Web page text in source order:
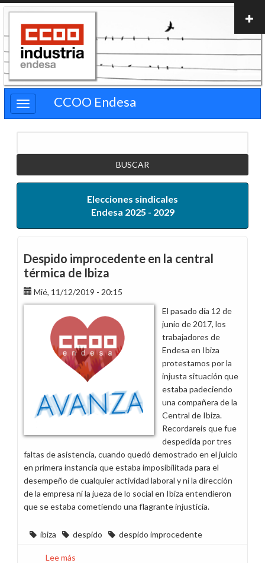
Pasar
contenido
principal
CCOO Endesa
Elecciones sindicales
Endesa 2025 - 2029
Despido improcedente en la central
térmica de Ibiza
Mié, 11/12/2019 - 20:15
El pasado día 12 de
junio de 2017, los
trabajadores de
Endesa en Ibiza
protestamos por la
injusta situación que
estaba padeciendo
una compañera de la
Central de Ibiza.
Recordareis que fue
despedida por tres
faltas de asistencia, cuando quedó demostrado en el juicio
en primera instancia que estaba imposibilitada para el
desempeño de cualquier actividad laboral y ni la dirección
de la empresa ni la jueza de lo social en Ibiza entendieron
que se estaba cometiendo una flagrante injusticia.
ibiza despido despido improcedente
Lee más